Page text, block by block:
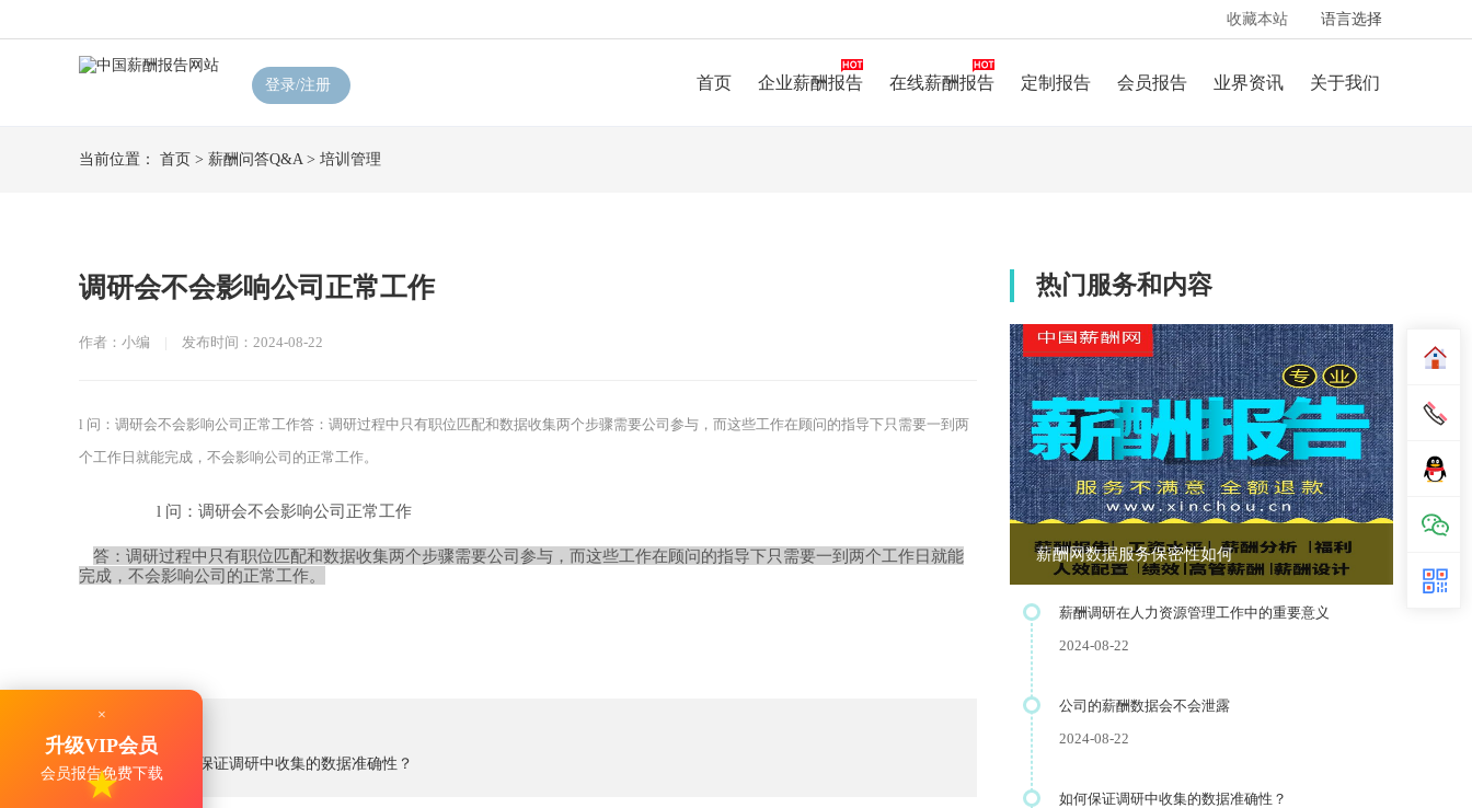
收藏本站 语言选择
登录/注册 首页 企业薪酬报告 在线薪酬报告 定制报告 会员报告 业界资讯 关于我们
当前位置： 首页 > 薪酬问答Q&A> 培训管理
调研会不会影响公司正常工作
作者：小编 发布时间：2024-08-22
l 问：调研会不会影响公司正常工作答：调研过程中只有职位匹配和数据收集两个步骤需要公司参与，而这些工作在顾问的指导下只需要一到两
个工作日就能完成，不会影响公司的正常工作。
l 问：调研会不会影响公司正常工作
答：调研过程中只有职位匹配和数据收集两个步骤需要公司参与，而这些工作在顾问的指导下只需要一到两个工作日就能
完成，不会影响公司的正常工作。
上一篇：暂无
下一篇：
如何保证调研中收集的数据准确性？
热门服务和内容
薪酬网数据服务保密性如何
薪酬调研在人力资源管理工作中的重要意义
2024-08-22
公司的薪酬数据会不会泄露
2024-08-22
如何保证调研中收集的数据准确性？
×
升级VIP会员
会员报告免费下载